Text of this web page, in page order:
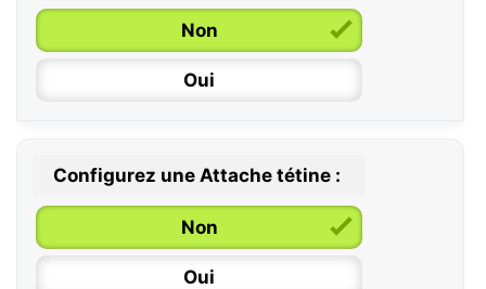
Non
Oui
0 / 6 mois
6 / 36 mois
Configurez une Attache tétine :
Non
Oui